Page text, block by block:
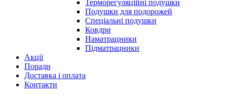
Терморегуляційні подушки
Подушки для подорожей
Спеціальні подушки
Ковдри
Наматрацники
Підматрацники
Акції
Поради
Доставка і оплата
Контакти